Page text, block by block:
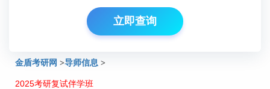
立即查询
金盾考研网 >导师信息 >
北京交通大学产业经济学研究生导师介绍：谭克虎
2025考研复试伴学班